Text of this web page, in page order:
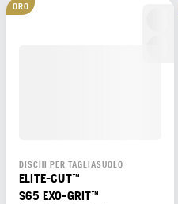
ORO
DISCHI PER TAGLIASUOLO
ELITE-CUT™
S65 EXO-GRIT™